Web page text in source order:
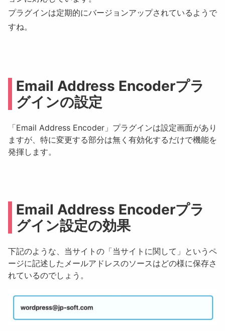
プラグインは定期的にバージョンアップされているようで
すね。
Email Address Encoderプラ
グインの設定
「Email Address Encoder」プラグインは設定画面があり
ますが、特に変更する部分は無く有効化するだけで機能を
発揮します。
Email Address Encoderプラ
グイン設定の効果
下記のような、当サイトの「当サイトに関して」というペ
ージに記述したメールアドレスのソースはどの様に保存さ
れているのでしょう。